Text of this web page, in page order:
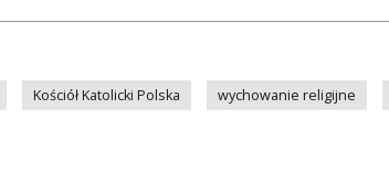
Kościół Katolicki Polska wychowanie religijne